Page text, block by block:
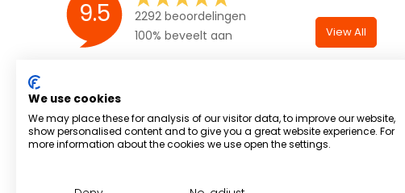
9.5
2292 beoordelingen
100% beveelt aan
View All
We use cookies
We may place these for analysis of our visitor data, to improve our website,
show personalised content and to give you a great website experience. For
more information about the cookies we use open the settings.